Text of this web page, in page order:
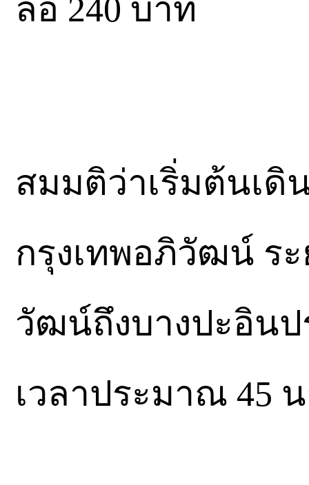
ล้อ 240 บาท
สมมติว่าเริ่มต้นเดิ
กรุงเทพอภิวัฒน์ ร
วัฒน์ถึงบางปะอินป
เวลาประมาณ 45